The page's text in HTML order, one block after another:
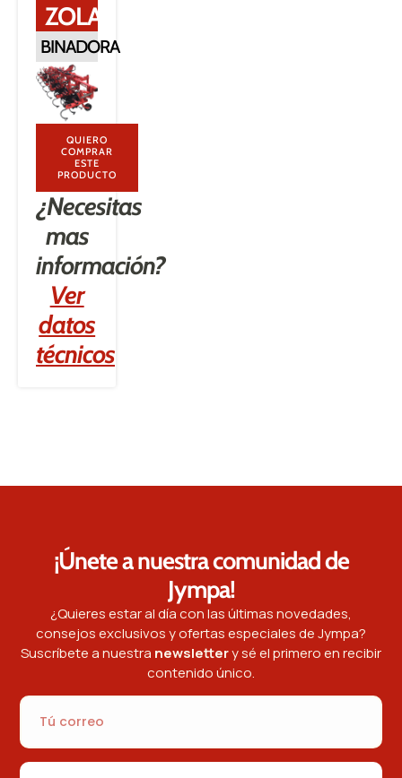
ZOLA
BINADORA
QUIERO
COMPRAR
ESTE
PRODUCTO
¿Necesitas
mas
información?
Ver
datos
técnicos
¡Únete a nuestra comunidad de
Jympa!
¿Quieres estar al día con las últimas novedades,
consejos exclusivos y ofertas especiales de Jympa?
Suscríbete a nuestra newslettery sé el primero en recibir
contenido único.